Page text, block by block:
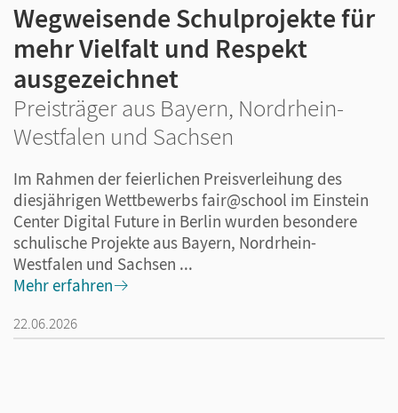
Wegweisende Schulprojekte für
mehr Vielfalt und Respekt
ausgezeichnet
Preisträger aus Bayern, Nordrhein-
Westfalen und Sachsen
Im Rahmen der feierlichen Preisverleihung des
diesjährigen Wettbewerbs fair@school im Einstein
Center Digital Future in Berlin wurden besondere
schulische Projekte aus Bayern, Nordrhein-
Westfalen und Sachsen ...
Mehr erfahren
22.06.2026